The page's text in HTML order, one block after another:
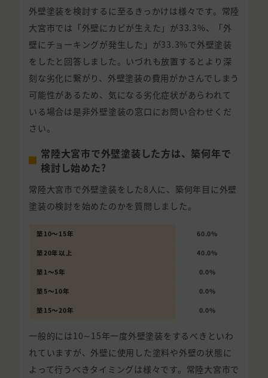
外壁塗装を検討するに至るきっかけは様々です。常陸
大宮市では「外壁にカビが生えた」が33.3%、「外
壁にチョーキングが発生した」が33.3%で外壁塗装
をしたと回答しました。いづれも放置するとより深
刻な劣化に繋がり、外壁塗装の費用がかさんでしまう
可能性があるため、気になる劣化症状があらわれて
いる場合は是非外壁塗装の窓口にお問い合わせくだ
さい。
常陸大宮市で外壁塗装した方は、築何年で
検討し始めた?
常陸大宮市で外壁塗装をした8人に、築何年目に外壁
塗装の検討を始めたのかを質問しました。
築10〜15年 60.0%
築20年以上 40.0%
築1〜5年 0.0%
築5〜10年 0.0%
築15〜20年 0.0%
一般的には10∼15年一度外壁塗装をするべきといわ
れていますが、外壁に使用した塗料や外壁の状態に
よって行うべきタイミングは様々です。常陸大宮市で